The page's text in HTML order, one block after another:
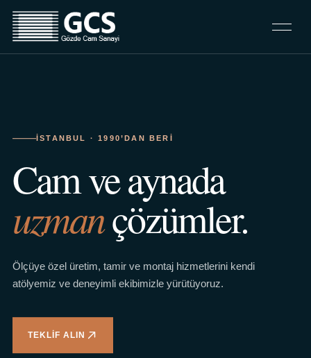
İSTANBUL · 1990’DAN BERI
Cam ve aynada
uzmançözümler.
Ölçüye özel üretim, tamir ve montaj hizmetlerini kendi
atölyemiz ve deneyimli ekibimizle yürütüyoruz.
TEKLIF ALIN